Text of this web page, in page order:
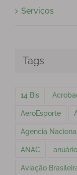
Serviços
Tags
14 Bis
AeroEsporte
Agencia
ANAC
Aviação